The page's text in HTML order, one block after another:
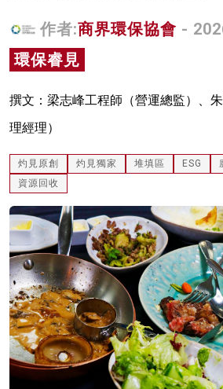
名家榜
灼見活動
作者:商界環保協會 -
環保睿見
撰文：梁志峰工程師（營運總監）、
理經理）
灼見原創 灼見獨家 堆填區 ESG
資源回收